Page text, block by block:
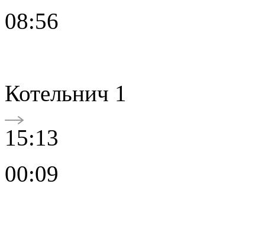
08:56
Котельнич 1
15:13
00:09